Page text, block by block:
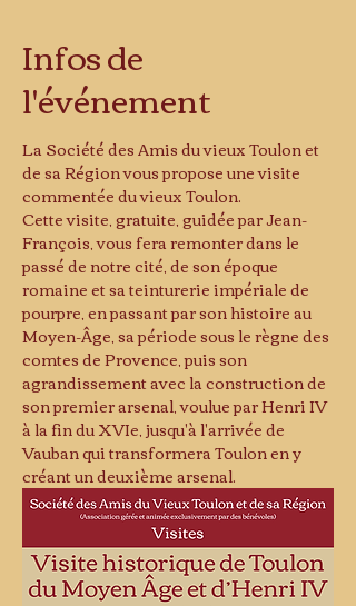
Infos de
l'événement
La Société des Amis du vieux Toulon et
de sa Région vous propose une visite
commentée du vieux Toulon.
Cette visite, gratuite, guidée par Jean-
François, vous fera remonter dans le
passé de notre cité, de son époque
romaine et sa teinturerie impériale de
pourpre, en passant par son histoire au
Moyen-Âge, sa période sous le règne des
comtes de Provence, puis son
agrandissement avec la construction de
son premier arsenal, voulue par Henri IV
à la fin du XVIe, jusqu'à l'arrivée de
Vauban qui transformera Toulon en y
créant un deuxième arsenal.